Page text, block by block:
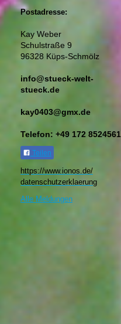
Postadresse:
Kay Weber
Schulstraße 9
96328 Küps-Schmölz
info@stueck-welt-
stueck.de
kay0403@gmx.de
Telefon: +49 172 8524561
Teilen
https://www.ionos.de/
datenschutzerklaerung​
Alle Meldungen